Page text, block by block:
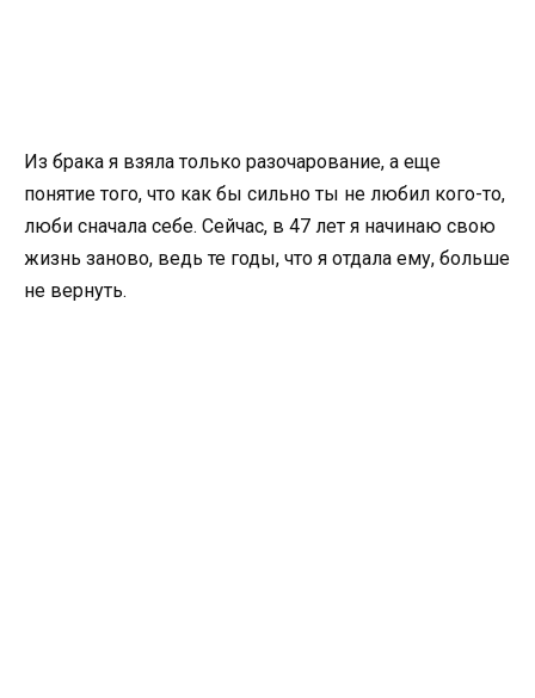
Из брака я взяла только разочарование, а еще
понятие того, что как бы сильно ты не любил кого-то,
люби сначала себе. Сейчас, в 47 лет я начинаю свою
жизнь заново, ведь те годы, что я отдала ему, больше
не вернуть.